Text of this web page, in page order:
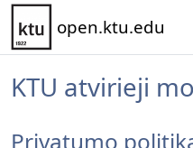
Pereiti į pagrindinį turinį
open.ktu.edu
KTU atvirieji
Privatumo